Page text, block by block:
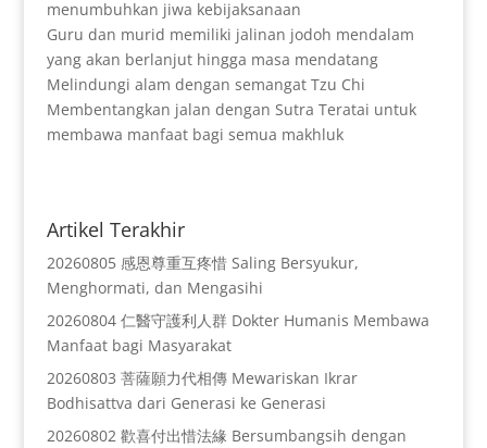
menumbuhkan jiwa kebijaksanaan
Guru dan murid memiliki jalinan jodoh mendalam
yang akan berlanjut hingga masa mendatang
Melindungi alam dengan semangat Tzu Chi
Membentangkan jalan dengan Sutra Teratai untuk
membawa manfaat bagi semua makhluk
Artikel Terakhir
20260805 感恩尊重互疼惜 Saling Bersyukur,
Menghormati, dan Mengasihi
20260804 仁醫守護利人群 Dokter Humanis Membawa
Manfaat bagi Masyarakat
20260803 菩薩願力代相傳 Mewariskan Ikrar
Bodhisattva dari Generasi ke Generasi
20260802 歡喜付出惜法緣 Bersumbangsih dengan